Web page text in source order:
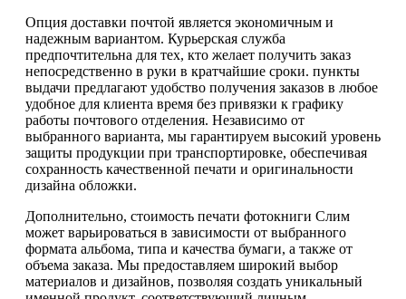
Опция доставки почтой является экономичным и
надежным вариантом. Курьерская служба
предпочтительна для тех, кто желает получить заказ
непосредственно в руки в кратчайшие сроки. пункты
выдачи предлагают удобство получения заказов в любое
удобное для клиента время без привязки к графику
работы почтового отделения. Независимо от
выбранного варианта, мы гарантируем высокий уровень
защиты продукции при транспортировке, обеспечивая
сохранность качественной печати и оригинальности
дизайна обложки.
Дополнительно, стоимость печати фотокниги Слим
может варьироваться в зависимости от выбранного
формата альбома, типа и качества бумаги, а также от
объема заказа. Мы предоставляем широкий выбор
материалов и дизайнов, позволяя создать уникальный